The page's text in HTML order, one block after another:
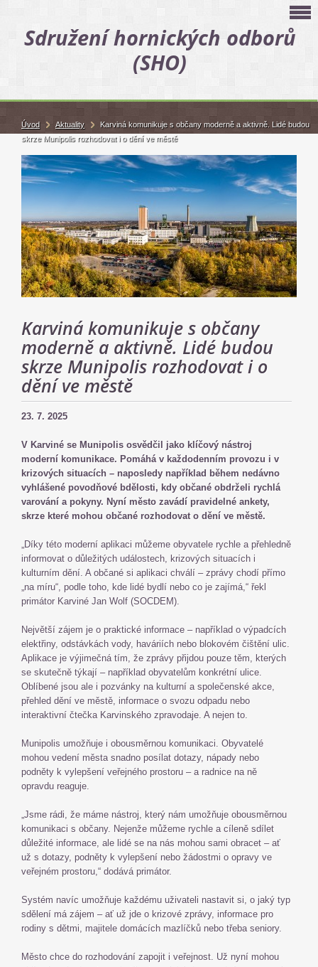
Sdružení hornických odborů
(SHO)
Karviná komunikuje s občany
moderně a aktivně. Lidé budou
skrze Munipolis rozhodovat i o
dění ve městě
23. 7. 2025
V Karviné se Munipolis osvědčil jako klíčový nástroj
moderní komunikace. Pomáhá v každodenním provozu i v
krizových situacích – naposledy například během nedávno
vyhlášené povodňové bdělosti, kdy občané obdrželi rychlá
varování a pokyny. Nyní město zavádí pravidelné ankety,
skrze které mohou občané rozhodovat o dění ve městě.
„Díky této moderní aplikaci můžeme obyvatele rychle a přehledně
informovat o důležitých událostech, krizových situacích i
kulturním dění. A občané si aplikaci chválí – zprávy chodí přímo
„na míru“, podle toho, kde lidé bydlí nebo co je zajímá,“ řekl
primátor Karviné Jan Wolf (SOCDEM).
Největší zájem je o praktické informace – například o výpadcích
elektřiny, odstávkách vody, haváriích nebo blokovém čištění ulic.
Aplikace je výjimečná tím, že zprávy přijdou pouze těm, kterých
se skutečně týkají – například obyvatelům konkrétní ulice.
Oblíbené jsou ale i pozvánky na kulturní a společenské akce,
přehled dění ve městě, informace o svozu odpadu nebo
interaktivní čtečka Karvinského zpravodaje. A nejen to.
Munipolis umožňuje i obousměrnou komunikaci. Obyvatelé
mohou vedení města snadno posílat dotazy, nápady nebo
podněty k vylepšení veřejného prostoru – a radnice na ně
opravdu reaguje.
„Jsme rádi, že máme nástroj, který nám umožňuje obousměrnou
komunikaci s občany. Nejenže můžeme rychle a cíleně sdílet
důležité informace, ale lidé se na nás mohou sami obracet – ať
už s dotazy, podněty k vylepšení nebo žádostmi o opravy ve
veřejném prostoru,“ dodává primátor.
Systém navíc umožňuje každému uživateli nastavit si, o jaký typ
sdělení má zájem – ať už jde o krizové zprávy, informace pro
rodiny s dětmi, majitele domácích mazlíčků nebo třeba seniory.
Město chce do rozhodování zapojit i veřejnost. Už nyní mohou
Úvod Aktuality
Karviná komunikuje s občany moderně a aktivně. Lidé budou
skrze Munipolis rozhodovat i o dění ve městě